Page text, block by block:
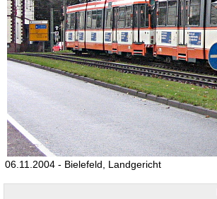
06.11.2004 - Bielefeld, Landgericht